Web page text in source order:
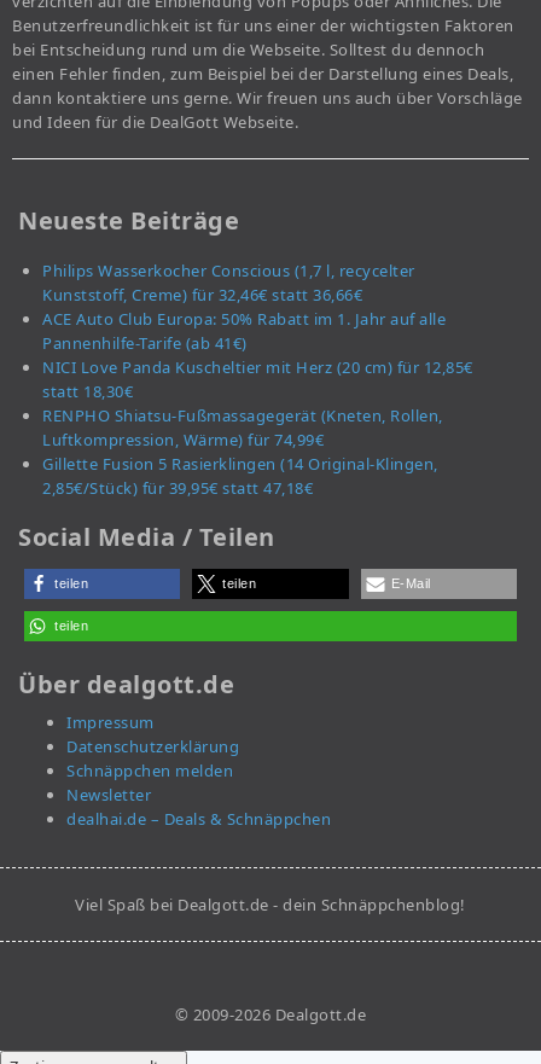
Benutzerfreundlichkeit ist für uns einer der wichtigsten Faktoren
bei Entscheidung rund um die Webseite. Solltest du dennoch
einen Fehler finden, zum Beispiel bei der Darstellung eines Deals,
dann kontaktiere uns gerne. Wir freuen uns auch über Vorschläge
und Ideen für die DealGott Webseite.
Neueste Beiträge
Philips Wasserkocher Conscious (1,7 l, recycelter
Kunststoff, Creme) für 32,46€ statt 36,66€
ACE Auto Club Europa: 50% Rabatt im 1. Jahr auf alle
Pannenhilfe-Tarife (ab 41€)
NICI Love Panda Kuscheltier mit Herz (20 cm) für 12,85€
statt 18,30€
RENPHO Shiatsu-Fußmassagegerät (Kneten, Rollen,
Luftkompression, Wärme) für 74,99€
Gillette Fusion 5 Rasierklingen (14 Original-Klingen,
2,85€/Stück) für 39,95€ statt 47,18€
Social Media / Teilen
teilen teilen E-Mail
teilen
Über dealgott.de
Impressum
Datenschutzerklärung
Schnäppchen melden
Newsletter
dealhai.de – Deals & Schnäppchen
Viel Spaß bei Dealgott.de - dein Schnäppchenblog!
© 2009-2026 Dealgott.de